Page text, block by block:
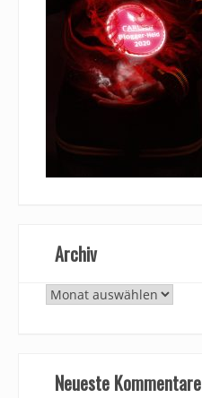
Archiv
Archiv
Neueste Kommentare